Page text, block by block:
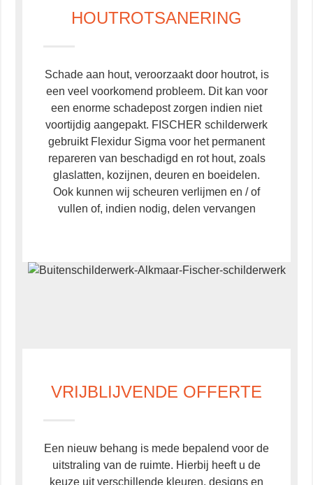
HOUTROTSANERING
Schade aan hout, veroorzaakt door houtrot, is
een veel voorkomend probleem. Dit kan voor
een enorme schadepost zorgen indien niet
voortijdig aangepakt. FISCHER schilderwerk
gebruikt Flexidur Sigma voor het permanent
repareren van beschadigd en rot hout, zoals
glaslatten, kozijnen, deuren en boeidelen.
Ook kunnen wij scheuren verlijmen en / of
vullen of, indien nodig, delen vervangen
VRIJBLIJVENDE OFFERTE
Een nieuw behang is mede bepalend voor de
uitstraling van de ruimte. Hierbij heeft u de
keuze uit verschillende kleuren, designs en